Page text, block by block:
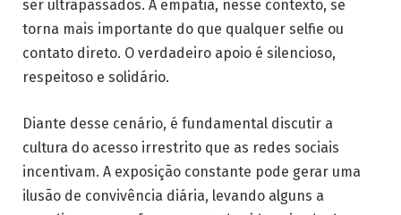
ser ultrapassados. A empatia, nesse contexto, se
torna mais importante do que qualquer selfie ou
contato direto. O verdadeiro apoio é silencioso,
respeitoso e solidário.
Diante desse cenário, é fundamental discutir a
cultura do acesso irrestrito que as redes sociais
incentivam. A exposição constante pode gerar uma
ilusão de convivência diária, levando alguns a